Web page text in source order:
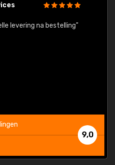
levering na bestelling"
9,0